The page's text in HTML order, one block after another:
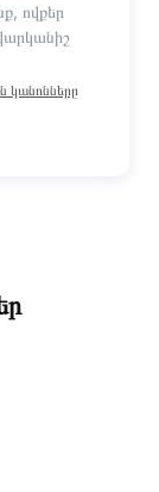
ովքեր